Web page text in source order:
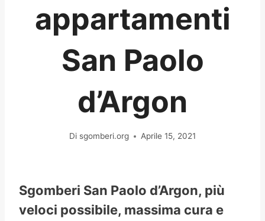
appartamenti
San Paolo
d’Argon
Di sgomberi.org Aprile 15, 2021
Sgomberi San Paolo d’Argon, più
veloci possibile, massima cura e